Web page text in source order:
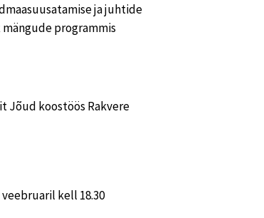
ja juhtide
programmis
Jõud koostöös Rakvere
kell 18.30